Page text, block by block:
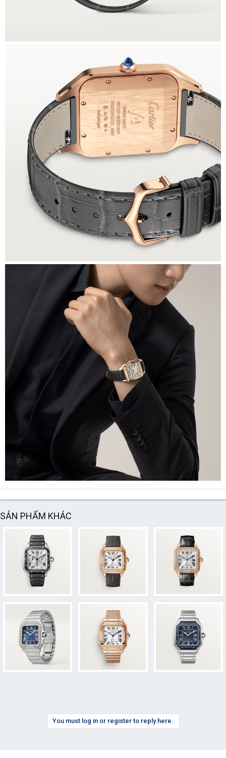
SẢN PHẨM KHÁC
You must log in or register to reply here.